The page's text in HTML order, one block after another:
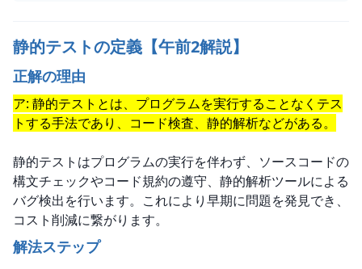
静的テストの定義【午前2解説】
正解の理由
ア: 静的テストとは、プログラムを実行することなくテス
トする手法であり、コード検査、静的解析などがある。
静的テストはプログラムの実行を伴わず、ソースコードの
構文チェックやコード規約の遵守、静的解析ツールによる
バグ検出を行います。これにより早期に問題を発見でき、
コスト削減に繋がります。
解法ステップ